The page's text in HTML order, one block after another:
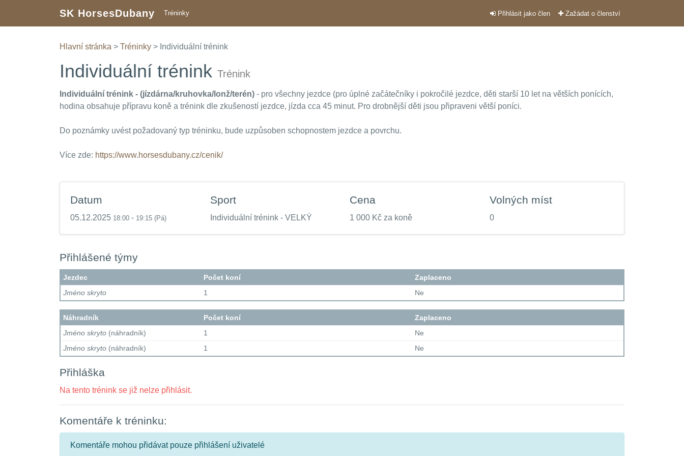
SK HorsesDubany Tréninky Přihlásit jako člen Zažádat o členství
Hlavní stránka > Tréninky > Individuální trénink
Individuální trénink Trénink
Individuální trénink - (jízdárna/kruhovka/lonž/terén) - pro všechny jezdce (pro úplné začátečníky i pokročilé jezdce, děti starší 10 let na větších ponících,
hodina obsahuje přípravu koně a trénink dle zkušeností jezdce, jízda cca 45 minut. Pro drobnější děti jsou připraveni větší poníci.
Do poznámky uvést požadovaný typ tréninku, bude uzpůsoben schopnostem jezdce a povrchu.
Více zde: https://www.horsesdubany.cz/cenik/
Datum
05.12.2025 18:00 - 19:15 (Pá)
Sport
Individuální trénink - VELKÝ
Cena
1 000 Kč za koně
Volných míst
0
Přihlášené týmy
Jezdec Počet koní
Zaplaceno
Jméno skryto
1 Ne
Náhradník Počet koní
Zaplaceno
Jméno skryto(náhradník) 1
Ne
Jméno skryto(náhradník) 1 Ne
Přihláška
Na tento trénink se již nelze přihlásit.
Komentáře k tréninku:
Komentáře mohou přidávat pouze přihlášení uživatelé